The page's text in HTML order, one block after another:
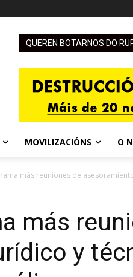
QUEREN BOTARNOS DO
MOVILIZACIÓNS O
más reuniones de
más
y